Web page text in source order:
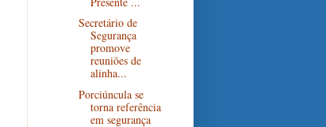
Secretário de
Segurança
promove
reuniões de
alinha...
Porciúncula se
torna referência
em segurança